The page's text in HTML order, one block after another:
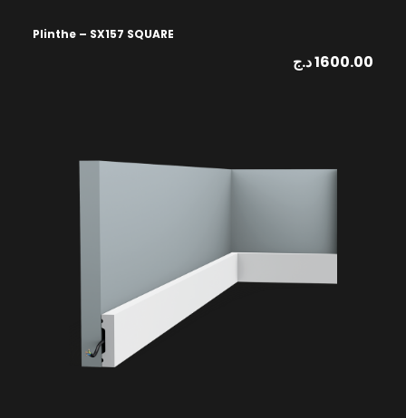
Plinthe – SX157 SQUARE
1600.00د.ج